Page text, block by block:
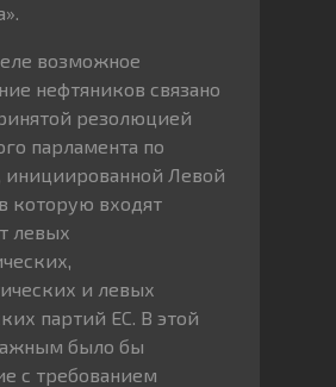
возможное
нефтяников связано
резолюцией
парламента по
инициированной Левой
которую входят
левых
и левых
партий ЕС. В этой
было бы
с требованием